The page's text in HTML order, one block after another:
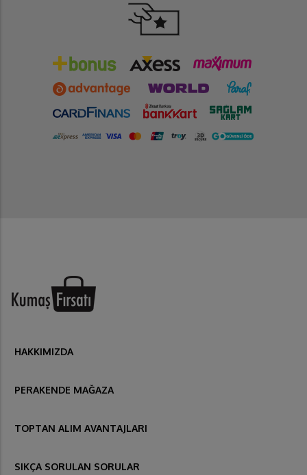
HAKKIMIZDA
PERAKENDE MAĞAZA
TOPTAN ALIM AVANTAJLARI
SIKÇA SORULAN SORULAR